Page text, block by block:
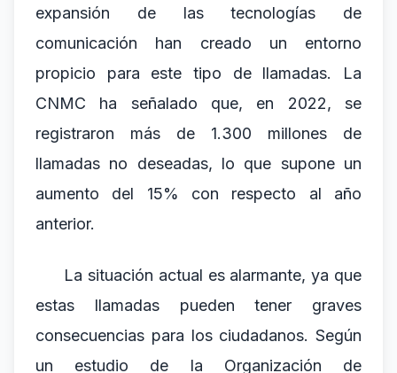
expansión de las tecnologías de
comunicación han creado un entorno
propicio para este tipo de llamadas. La
CNMC ha señalado que, en 2022, se
registraron más de 1.300 millones de
llamadas no deseadas, lo que supone un
aumento del 15% con respecto al año
anterior.
La situación actual es alarmante, ya que
estas llamadas pueden tener graves
consecuencias para los ciudadanos. Según
un estudio de la Organización de